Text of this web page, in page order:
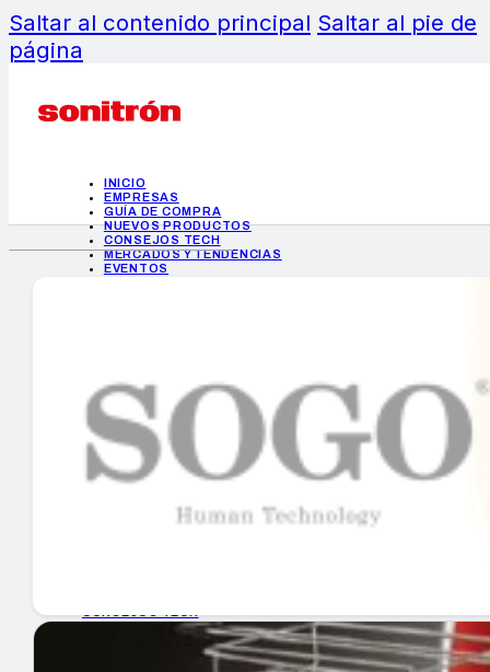
Saltar al contenido principal Saltar al pie de
página
INICIO
EMPRESAS
GUÍA DE COMPRA
NUEVOS PRODUCTOS
CONSEJOS TECH
MERCADOS Y TENDENCIAS
EVENTOS
INICIO
EMPRESAS
GUÍA DE COMPRA
MERCADOS Y TENDENCIAS